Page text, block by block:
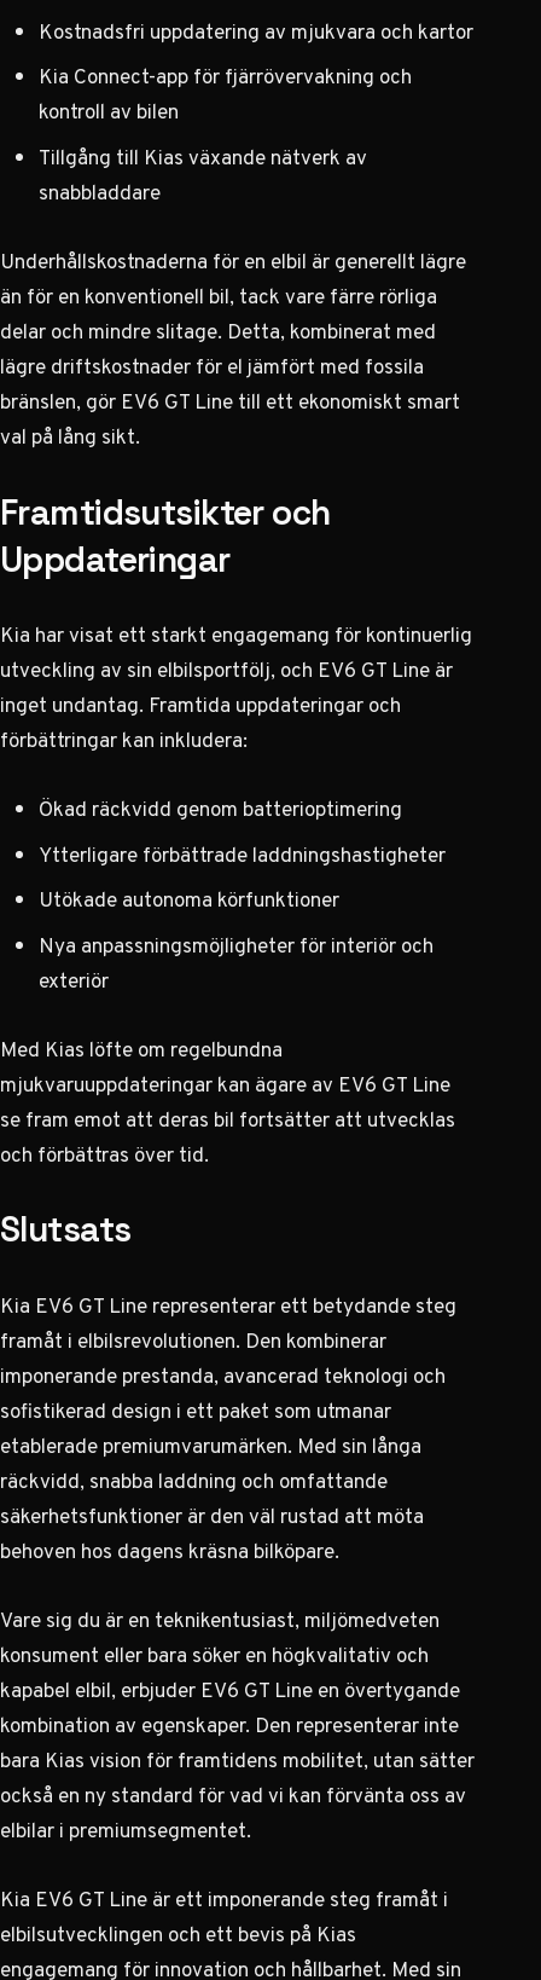
Kostnadsfri uppdatering av mjukvara och kartor
Kia Connect-app för fjärrövervakning och
kontroll av bilen
Tillgång till Kias växande nätverk av
snabbladdare
Underhållskostnaderna för en elbil är generellt lägre
än för en konventionell bil, tack vare färre rörliga
delar och mindre slitage. Detta, kombinerat med
lägre driftskostnader för el jämfört med fossila
bränslen, gör EV6 GT Line till ett ekonomiskt smart
val på lång sikt.
Framtidsutsikter och
Uppdateringar
Kia har visat ett starkt engagemang för kontinuerlig
utveckling av sin elbilsportfölj, och EV6 GT Line är
inget undantag. Framtida uppdateringar och
förbättringar kan inkludera:
Ökad räckvidd genom batterioptimering
Ytterligare förbättrade laddningshastigheter
Utökade autonoma körfunktioner
Nya anpassningsmöjligheter för interiör och
exteriör
Med Kias löfte om regelbundna
mjukvaruuppdateringar kan ägare av EV6 GT Line
se fram emot att deras bil fortsätter att utvecklas
och förbättras över tid.
Slutsats
Kia EV6 GT Line representerar ett betydande steg
framåt i elbilsrevolutionen. Den kombinerar
imponerande prestanda, avancerad teknologi och
sofistikerad design i ett paket som utmanar
etablerade premiumvarumärken. Med sin långa
räckvidd, snabba laddning och omfattande
säkerhetsfunktioner är den väl rustad att möta
behoven hos dagens kräsna bilköpare.
Vare sig du är en teknikentusiast, miljömedveten
konsument eller bara söker en högkvalitativ och
kapabel elbil, erbjuder EV6 GT Line en övertygande
kombination av egenskaper. Den representerar inte
bara Kias vision för framtidens mobilitet, utan sätter
också en ny standard för vad vi kan förvänta oss av
elbilar i premiumsegmentet.
Kia EV6 GT Line är ett imponerande steg framåt i
elbilsutvecklingen och ett bevis på Kias
engagemang för innovation och hållbarhet. Med sin